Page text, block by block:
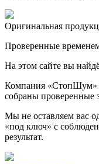
Оригинальная
Проверенные
На этом сайте вы
Компания «СтопШум»
собраны проверенные
Мы не оставляем вас
«под ключ» с
результат.